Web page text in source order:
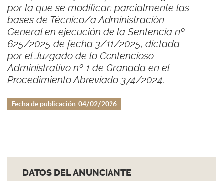
por la que se modifican parcialmente las
bases de Técnico/a Administración
General en ejecución de la Sentencia nº
625/2025 de fecha 3/11/2025, dictada
por el Juzgado de lo Contencioso
Administrativo nº 1 de Granada en el
Procedimiento Abreviado 374/2024.
Fecha de publicación 04/02/2026
DATOS DEL ANUNCIANTE